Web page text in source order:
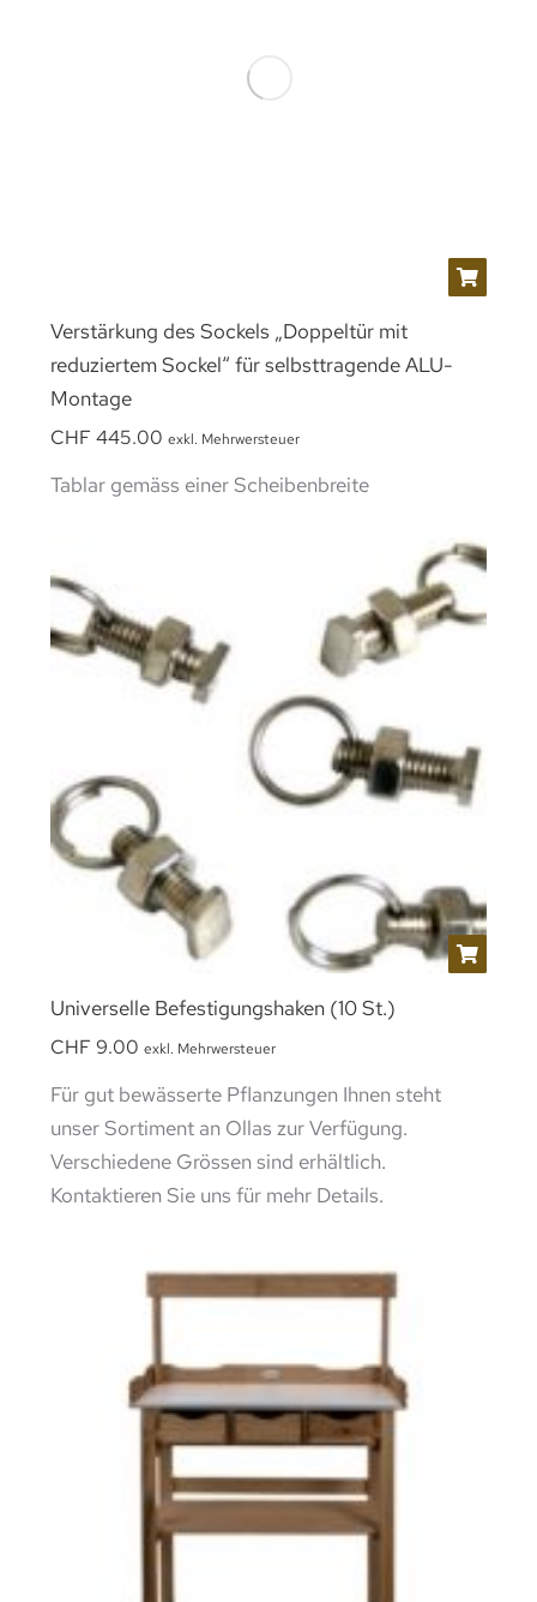
Verstärkung des Sockels „Doppeltür mit
reduziertem Sockel“ für selbsttragende ALU-
Montage
CHF 445.00 exkl. Mehrwersteuer
Tablar gemäss einer Scheibenbreite
Universelle Befestigungshaken (10 St.)
CHF 9.00 exkl. Mehrwersteuer
Für gut bewässerte Pflanzungen Ihnen steht
unser Sortiment an Ollas zur Verfügung.
Verschiedene Grössen sind erhältlich.
Kontaktieren Sie uns für mehr Details.